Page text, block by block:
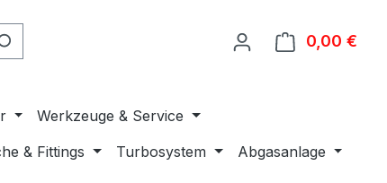
0,00 €
Werkzeuge & Service
& Fittings Turbosystem Abgasanlage